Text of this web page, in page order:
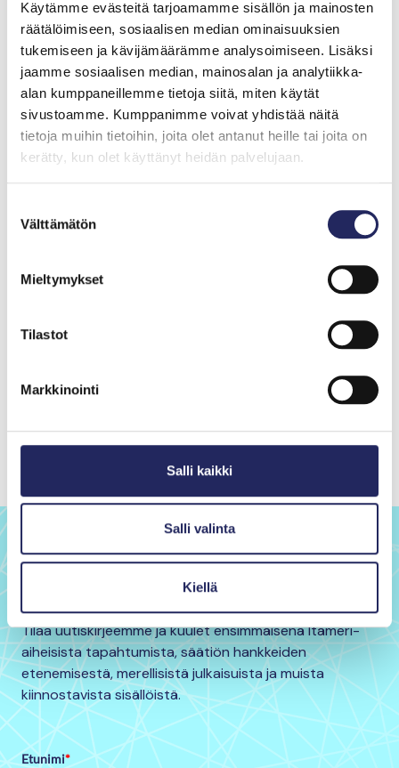
Käytämme evästeitä tarjoamamme sisällön ja mainosten
räätälöimiseen, sosiaalisen median ominaisuuksien
tukemiseen ja kävijämäärämme analysoimiseen. Lisäksi
jaamme sosiaalisen median, mainosalan ja analytiikka-
alan kumppaneillemme tietoja siitä, miten käytät
sivustoamme. Kumppanimme voivat yhdistää näitä
tietoja muihin tietoihin, joita olet antanut heille tai joita on
kerätty, kun olet käyttänyt heidän palvelujaan.
valinta
Välttämätön
Mieltymykset
Tilastot
Markkinointi
Salli kaikki
Salli valinta
Kiellä
Keskustelun järjestävät John Nurmisen Säätiö ja Canon
Kuva: Pekka Tuuri
Haluatko pysyä kartalla
Itämeren tilasta?
Tilaa uutiskirjeemme ja kuulet ensimmäisenä Itämeri-
aiheisista tapahtumista, säätiön hankkeiden
etenemisestä, merellisistä julkaisuista ja muista
kiinnostavista sisällöistä.
Etunimi*